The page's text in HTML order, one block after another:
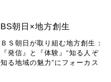
BS朝日×地方創生
ＢＳ朝日が取り組む地方創生：
『発信』と『体験』“知る人ぞ
知る地域の魅力”にフォーカス